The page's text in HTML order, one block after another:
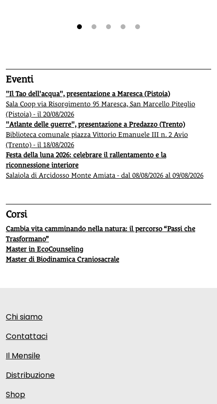
Eventi
"Il Tao dell'acqua", presentazione a Maresca (Pistoia)
Sala Coop via Risorgimento 95 Maresca, San Marcello Piteglio
(Pistoia) - il 20/08/2026
"Atlante delle guerre", presentazione a Predazzo (Trento)
Biblioteca comunale piazza Vittorio Emanuele III n. 2 Avio
(Trento) - il 18/08/2026
Festa della luna 2026: celebrare il rallentamento e la
riconnessione interiore
Salaiola di Arcidosso Monte Amiata - dal 08/08/2026 al 09/08/2026
Corsi
Cambia vita camminando nella natura: il percorso “Passi che
Trasformano”
Master in EcoCounseling
Master di Biodinamica Craniosacrale
Chi siamo
Contattaci
Il Mensile
Distribuzione
Shop